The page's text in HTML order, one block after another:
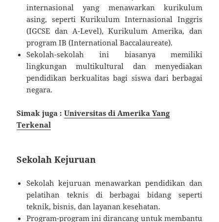
internasional yang menawarkan kurikulum
asing, seperti Kurikulum Internasional Inggris
(IGCSE dan A-Level), Kurikulum Amerika, dan
program IB (International Baccalaureate).
Sekolah-sekolah ini biasanya memiliki
lingkungan multikultural dan menyediakan
pendidikan berkualitas bagi siswa dari berbagai
negara.
Simak juga :Universitas di Amerika Yang
Terkenal
Sekolah Kejuruan
Sekolah kejuruan menawarkan pendidikan dan
pelatihan teknis di berbagai bidang seperti
teknik, bisnis, dan layanan kesehatan.
Program-program ini dirancang untuk membantu